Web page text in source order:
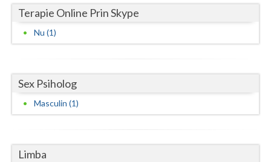
Terapie Online Prin Skype
Nu (1)
Sex Psiholog
Masculin (1)
Limba